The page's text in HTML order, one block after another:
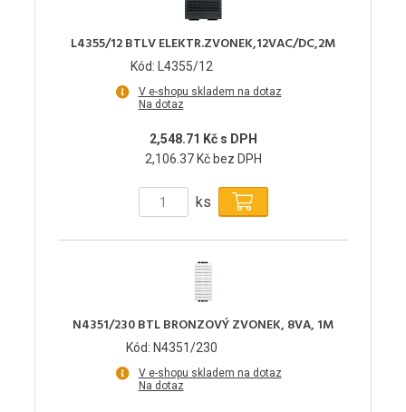
L4355/12 BTLV ELEKTR.ZVONEK,12VAC/DC,2M
Kód: L4355/12
V e-shopu skladem na dotaz
Na dotaz
2,548.71 Kč s DPH
2,106.37 Kč bez DPH
ks
N4351/230 BTL BRONZOVÝ ZVONEK, 8VA, 1M
Kód: N4351/230
V e-shopu skladem na dotaz
Na dotaz